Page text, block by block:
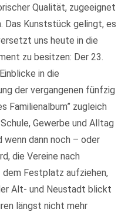
Qualität, zugeeignet
Das Kunststück gelingt, es
uns heute in die
zu besitzen: Der 23.
in die
der vergangenen fünfzig
Familienalbum” zugleich
Gewerbe und Alltag
wenn dann noch – oder
die Vereine nach
dem Festplatz aufziehen,
Alt- und Neustadt blickt
längst nicht mehr